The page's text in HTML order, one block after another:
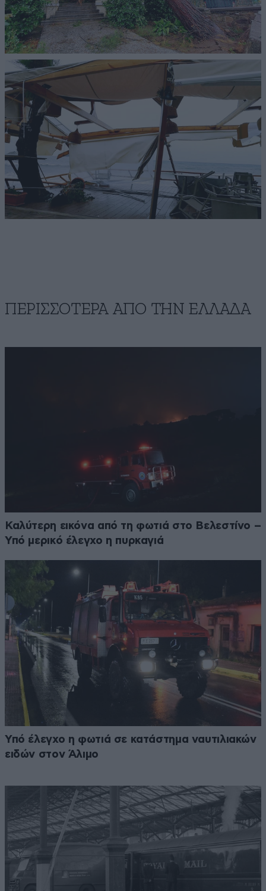
ΠΕΡΙΣΣΟΤΕΡΑ ΑΠΟ ΤΗΝ ΕΛΛΑΔΑ
Καλύτερη εικόνα από τη φωτιά στο Βελεστίνο –
Υπό μερικό έλεγχο η πυρκαγιά
Υπό έλεγχο η φωτιά σε κατάστημα ναυτιλιακών
ειδών στον Άλιμο